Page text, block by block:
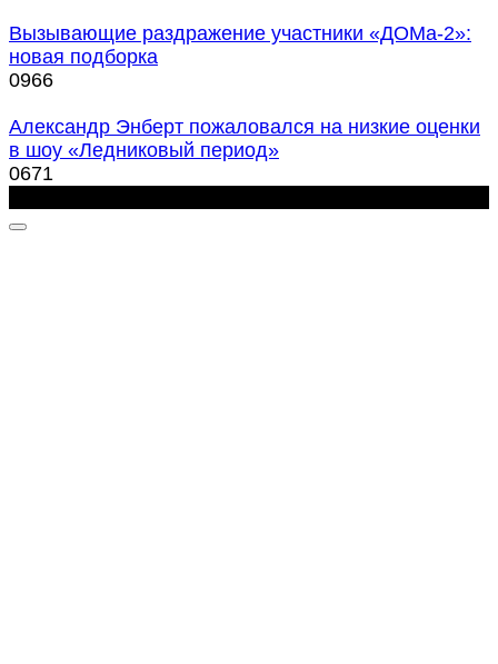
Вызывающие раздражение участники «ДОМа-2»:
новая подборка
0966
Александр Энберт пожаловался на низкие оценки
в шоу «Ледниковый период»
0671